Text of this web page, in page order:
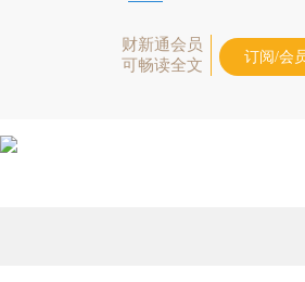
财新通会员
可畅读全文
订阅/会